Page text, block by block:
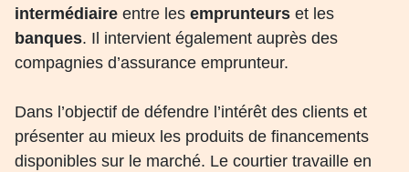
intermédiaire entre les emprunteurs et les
banques. Il intervient également auprès des
compagnies d’assurance emprunteur.
Dans l’objectif de défendre l’intérêt des clients et
présenter au mieux les produits de financements
disponibles sur le marché. Le courtier travaille en